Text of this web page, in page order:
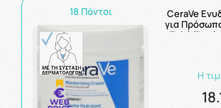
18 Πόντοι
CeraVe
για
Πολύ Ξηρό
Η